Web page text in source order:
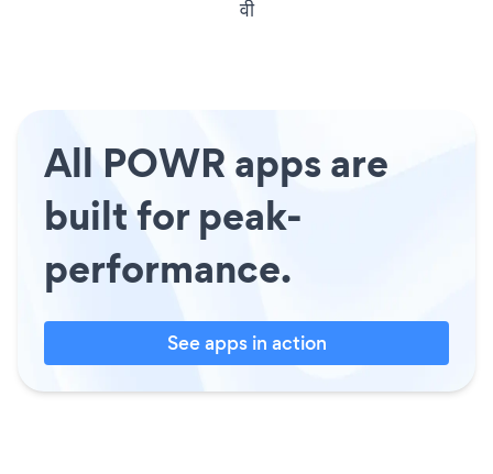
वी
All POWR apps are
built for peak-
performance.
See apps in action